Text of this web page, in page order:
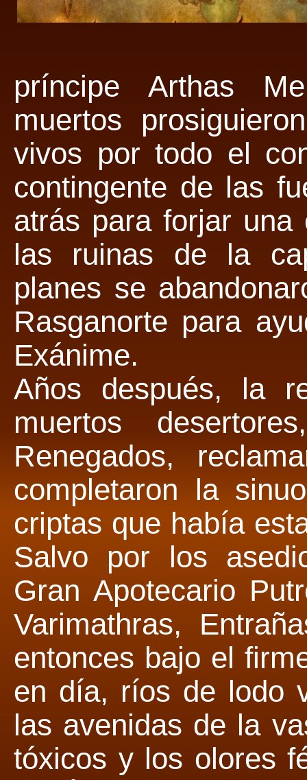
príncipe Arthas
muertos
vivos por todo el
contingente de las
atrás para forjar
las ruinas de la
planes se
Rasganorte para
Exánime.
Años después, la
muertos
Renegados,
completaron la
criptas que había
Salvo por los
Gran Apotecario
Varimathras,
entonces bajo el
en día, ríos de lodo
las avenidas de la
tóxicos y los olores